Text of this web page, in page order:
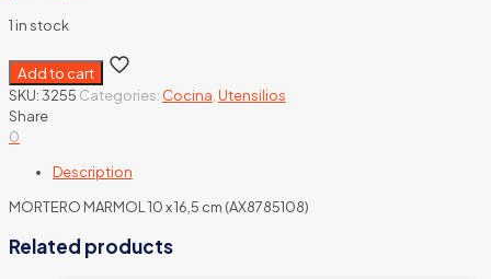
1 in stock
Add to cart
SKU:3255 Categories: Cocina Utensilios
Share
0
Description
MORTERO MARMOL 10 x 16,5 cm (AX8785108)
Related products